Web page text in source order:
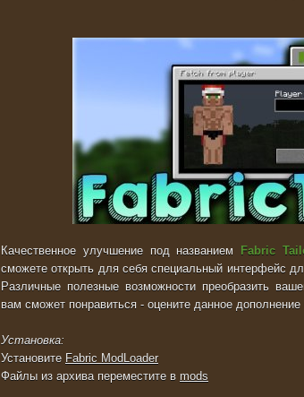
Качественное улучшение под названием Fabric
сможете открыть для себя специальный интерфейс
Различные полезные возможности преобразить
вам сможет понравиться - оцените данное
Установка:
Установите Fabric ModLoader
Файлы из архива переместите в mods